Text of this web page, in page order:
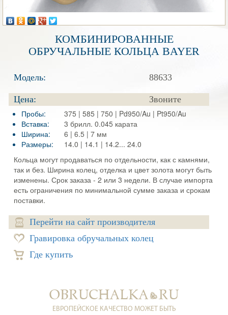
КОМБИНИРОВАННЫЕ
ОБРУЧАЛЬНЫЕ КОЛЬЦА BAYER
Модель: 88633
Цена:
Звоните
Пробы:
375 | 585 | 750 | Pd950/Au | Pt950/Au
Вставка:
3 брилл. 0.045 карата
Ширина:
6 | 6.5 | 7 мм
Размеры:
14.0 | 14.1 | 14.2... 24.0
Кольца могут продаваться по отдельности, как с камнями,
так и без. Ширина колец, отделка и цвет золота могут быть
изменены. Срок заказа - 2 или 3 недели. В случае импорта
есть ограничения по минимальной сумме заказа и срокам
поставки.
Перейти на сайт производителя
Гравировка обручальных колец
Где купить
ЕВРОПЕЙСКОЕ КАЧЕСТВО МОЖЕТ БЫТЬ